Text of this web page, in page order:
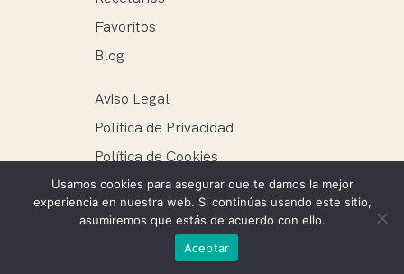
Favoritos
Blog
Aviso Legal
Política de Privacidad
Política de Cookies
Recetags ® 2025. Todos los derechos reservados.
Mantenimiento web: Ellie Miguel
Usamos cookies para asegurar que te damos la mejor
experiencia en nuestra web. Si continúas usando este sitio,
asumiremos que estás de acuerdo con ello.
Aceptar